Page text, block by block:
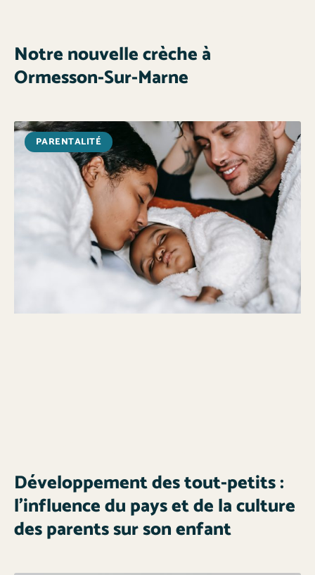
Notre nouvelle crèche à
Ormesson-Sur-Marne
PARENTALITÉ
Développement des tout-petits :
l’influence du pays et de la culture
des parents sur son enfant